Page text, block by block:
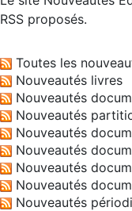
RSS proposés.
Toutes les
Nouveautés livres
Nouveautés
Nouveautés
Nouveautés
Nouveautés
Nouveautés
Nouveautés
Nouveautés